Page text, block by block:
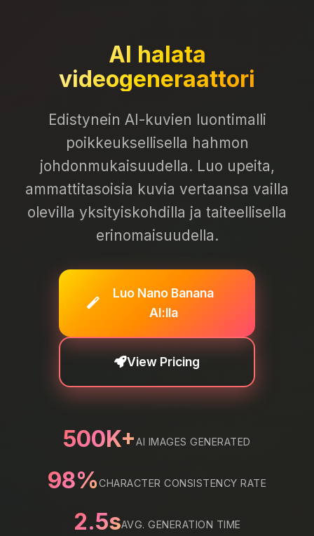
AI halata
videogeneraattori
Edistynein AI-kuvien luontimalli
poikkeuksellisella hahmon
johdonmukaisuudella. Luo upeita,
ammattitasoisia kuvia vertaansa vailla
olevilla yksityiskohdilla ja taiteellisella
erinomaisuudella.
Luo Nano Banana
AI:lla
View Pricing
500K+AI IMAGES GENERATED
98%CHARACTER CONSISTENCY RATE
2.5sAVG. GENERATION TIME